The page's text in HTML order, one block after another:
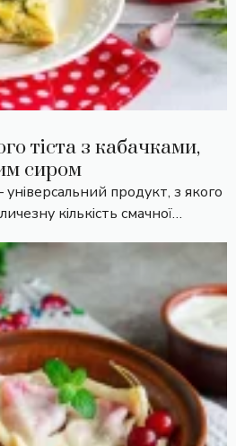
тіста з кабачками,
сиром
універсальний продукт, з якого
кількість смачної…